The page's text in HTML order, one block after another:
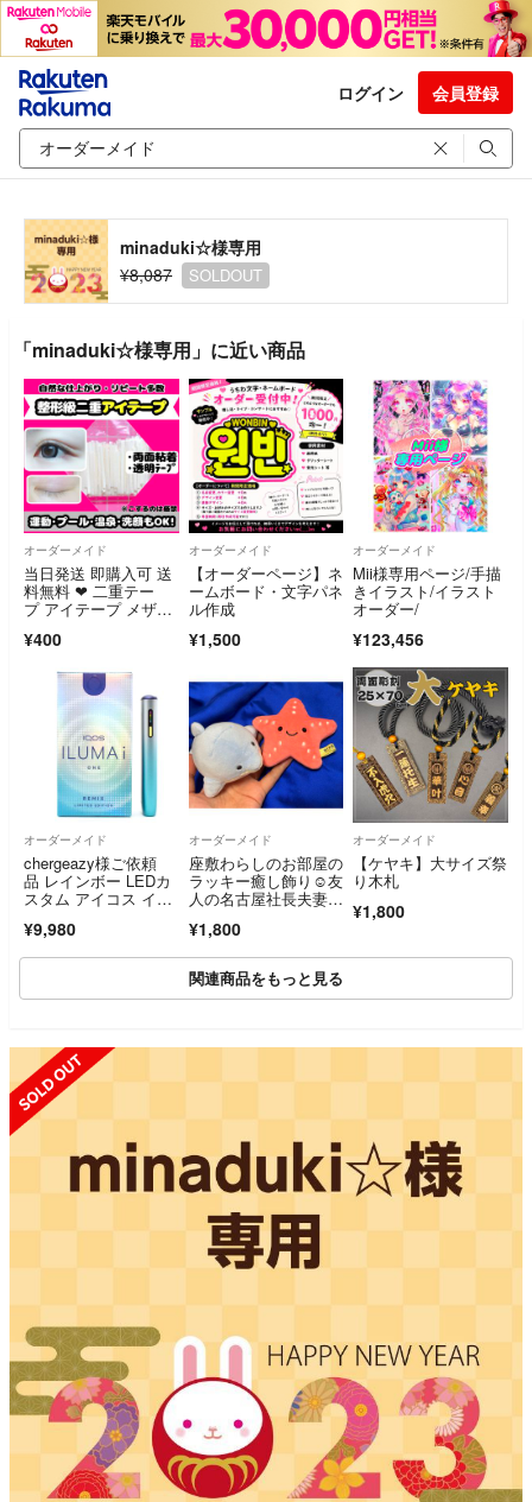
ログイン 会員登録
minaduki☆様専用
¥8,087
SOLDOUT
「minaduki☆様専用」に近い商品
オーダーメイド
当日発送 即購入可 送
料無料 ❤ 二重テー
プ アイテープ メザイ
¥400
オーダーメイド
【オーダーページ】ネ
ームボード・文字パネ
ル作成
¥1,500
オーダーメイド
Mii様専用ページ/手描
きイラスト/イラスト
オーダー/
¥123,456
オーダーメイド
chergeazy様ご依頼
品 レインボー LEDカ
スタム アイコス イル
ス 製品登録可
¥9,980
オーダーメイド
座敷わらしのお部屋の
ラッキー癒し飾り☺️友
人の名古屋社長夫妻よ
お出迎えの癒し飾り
¥1,800
オーダーメイド
【ケヤキ】大サイズ祭
り木札
¥1,800
関連商品をもっと見る